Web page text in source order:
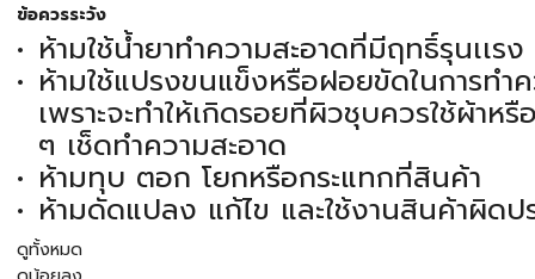
ข้อควรระวัง
ห้ามใช้น้ำยาทำความสะอาดที่มีฤทธิ์รุนเเรง
ห้ามใช้แปรงขนแข็งหรือฝอยขัดในการทำ
เพราะจะทำให้เกิดรอยที่ผิวชุบควรใช้ผ้าห
ๆ เช็ดทำความสะอาด
ห้ามทุบ ตอก โยกหรือกระแทกที่สินค้า
ห้ามดัดแปลง แก้ไข และใช้งานสินค้าผิดป
ดูทั้งหมด